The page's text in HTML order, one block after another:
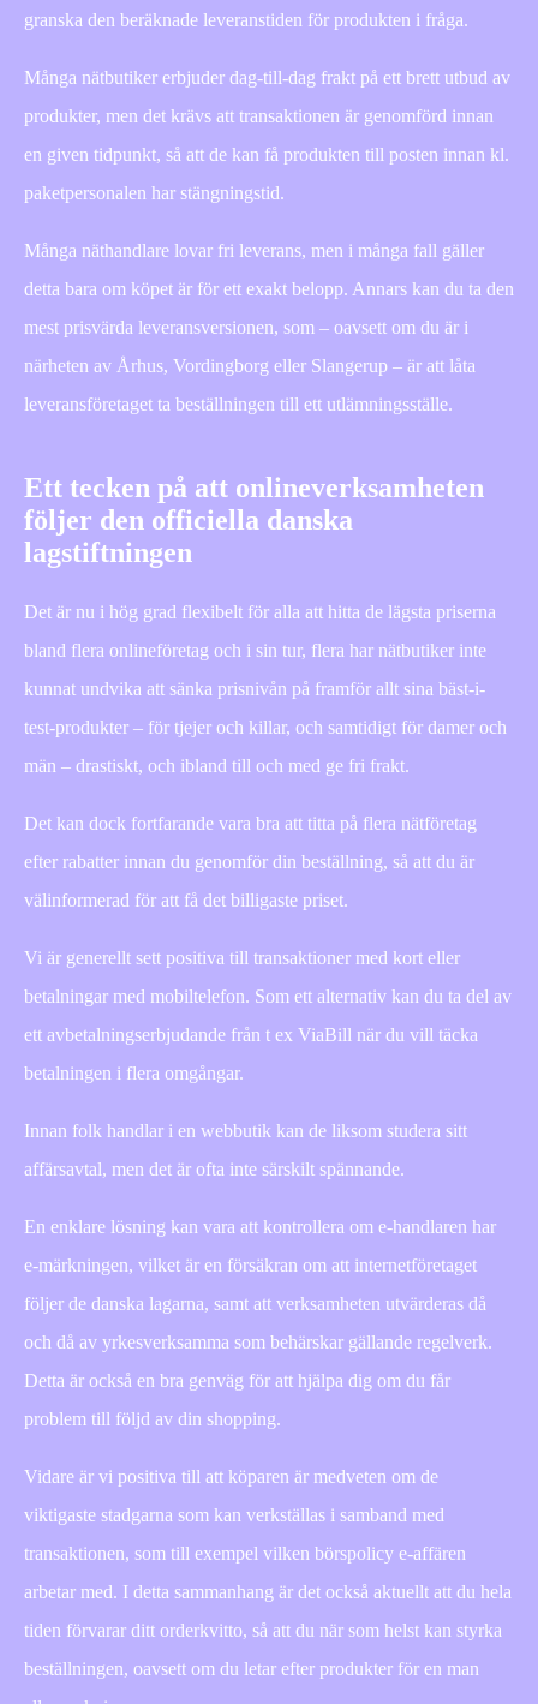
granska den beräknade leveranstiden för produkten i fråga.
Många nätbutiker erbjuder dag-till-dag frakt på ett brett utbud av
produkter, men det krävs att transaktionen är genomförd innan
en given tidpunkt, så att de kan få produkten till posten innan kl.
paketpersonalen har stängningstid.
Många näthandlare lovar fri leverans, men i många fall gäller
detta bara om köpet är för ett exakt belopp. Annars kan du ta den
mest prisvärda leveransversionen, som – oavsett om du är i
närheten av Århus, Vordingborg eller Slangerup – är att låta
leveransföretaget ta beställningen till ett utlämningsställe.
Ett tecken på att onlineverksamheten
följer den officiella danska
lagstiftningen
Det är nu i hög grad flexibelt för alla att hitta de lägsta priserna
bland flera onlineföretag och i sin tur, flera har nätbutiker inte
kunnat undvika att sänka prisnivån på framför allt sina bäst-i-
test-produkter – för tjejer och killar, och samtidigt för damer och
män – drastiskt, och ibland till och med ge fri frakt.
Det kan dock fortfarande vara bra att titta på flera nätföretag
efter rabatter innan du genomför din beställning, så att du är
välinformerad för att få det billigaste priset.
Vi är generellt sett positiva till transaktioner med kort eller
betalningar med mobiltelefon. Som ett alternativ kan du ta del av
ett avbetalningserbjudande från t ex ViaBill när du vill täcka
betalningen i flera omgångar.
Innan folk handlar i en webbutik kan de liksom studera sitt
affärsavtal, men det är ofta inte särskilt spännande.
En enklare lösning kan vara att kontrollera om e-handlaren har
e-märkningen, vilket är en försäkran om att internetföretaget
följer de danska lagarna, samt att verksamheten utvärderas då
och då av yrkesverksamma som behärskar gällande regelverk.
Detta är också en bra genväg för att hjälpa dig om du får
problem till följd av din shopping.
Vidare är vi positiva till att köparen är medveten om de
viktigaste stadgarna som kan verkställas i samband med
transaktionen, som till exempel vilken börspolicy e-affären
arbetar med. I detta sammanhang är det också aktuellt att du hela
tiden förvarar ditt orderkvitto, så att du när som helst kan styrka
beställningen, oavsett om du letar efter produkter för en man